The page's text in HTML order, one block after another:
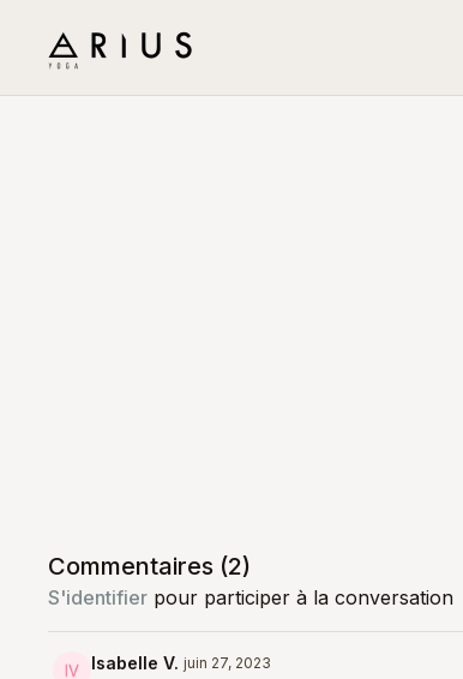
Commentaires (2)
S'identifier pour participer à la conversation
Isabelle V. juin 27, 2023